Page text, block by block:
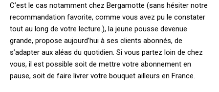
C’est le cas notamment chez Bergamotte (sans hésiter notre
recommandation favorite, comme vous avez pu le constater
tout au long de votre lecture.), la jeune pousse devenue
grande, propose aujourd’hui à ses clients abonnés, de
s’adapter aux aléas du quotidien. Si vous partez loin de chez
vous, il est possible soit de mettre votre abonnement en
pause, soit de faire livrer votre bouquet ailleurs en France.